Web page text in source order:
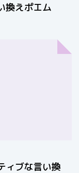
換えポエム
ィブな言い換